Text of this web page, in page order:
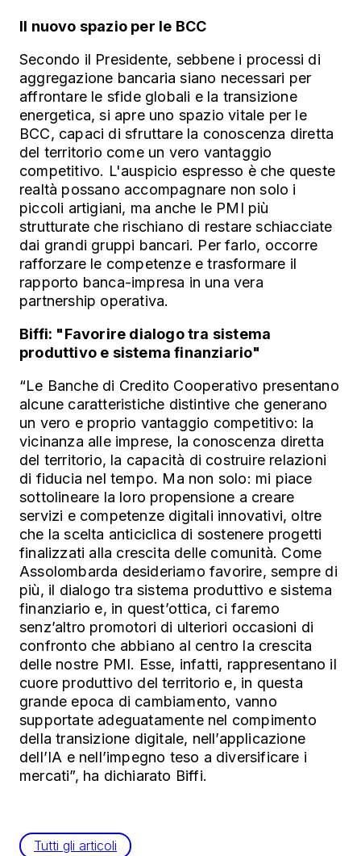
Il nuovo spazio per le BCC
Secondo il Presidente, sebbene i processi di
aggregazione bancaria siano necessari per
affrontare le sfide globali e la transizione
energetica, si apre uno spazio vitale per le
BCC, capaci di sfruttare la conoscenza diretta
del territorio come un vero vantaggio
competitivo. L'auspicio espresso è che queste
realtà possano accompagnare non solo i
piccoli artigiani, ma anche le PMI più
strutturate che rischiano di restare schiacciate
dai grandi gruppi bancari. Per farlo, occorre
rafforzare le competenze e trasformare il
rapporto banca-impresa in una vera
partnership operativa.
Biffi: "Favorire dialogotra sistema
produttivo e sistema finanziario"
“Le Banche di Credito Cooperativo presentano
alcune caratteristiche distintive che generano
un vero e proprio vantaggio competitivo: la
vicinanza alle imprese, la conoscenza diretta
del territorio, la capacità di costruire relazioni
di fiducia nel tempo. Ma non solo: mi piace
sottolineare la loro propensione a creare
servizi e competenze digitali innovativi, oltre
che la scelta anticiclica di sostenere progetti
finalizzati alla crescita delle comunità. Come
Assolombarda desideriamo favorire, sempre di
più, il dialogo tra sistema produttivo e sistema
finanziario e, in quest’ottica, ci faremo
senz’altro promotori di ulteriori occasioni di
confronto che abbiano al centro la crescita
delle nostre PMI. Esse, infatti, rappresentano il
cuore produttivo del territorio e, in questa
grande epoca di cambiamento, vanno
supportate adeguatamente nel compimento
della transizione digitale, nell’applicazione
dell’IA e nell’impegno teso a diversificare i
mercati”, ha dichiarato Biffi.
Tutti gli articoli